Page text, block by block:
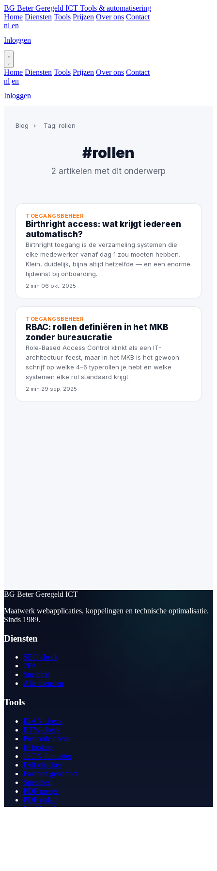
BG Beter Geregeld ICT Tools & automatisering
Home Diensten Tools Prijzen Over ons Contact
nl en
Inloggen
Home Diensten Tools Prijzen Over ons Contact
nl en
Inloggen
Blog › Tag: rollen
#rollen
2 artikelen met dit onderwerp
TOEGANGSBEHEER
Birthright access: wat krijgt iedereen
automatisch?
Birthright toegang is de verzameling systemen die
elke medewerker vanaf dag 1 zou moeten hebben.
Klein, duidelijk, bijna altijd hetzelfde — en een enorme
tijdwinst bij onboarding.
2 min·06 okt. 2025
TOEGANGSBEHEER
RBAC: rollen definiëren in het MKB
zonder bureaucratie
Role-Based Access Control klinkt als een IT-
architectuur-feest, maar in het MKB is het gewoon:
schrijf op welke 4–6 typerollen je hebt en welke
systemen elke rol standaard krijgt.
2 min·29 sep. 2025
BG Beter Geregeld ICT
Maatwerk webapplicaties, koppelingen en technische optimalisatie.
Sinds 1989.
Diensten
SEO check
2FA
Snelheid
Alle diensten
Tools
IBAN check
BTW-check
Postcode check
IP lookup
JSON formatter
Diff checker
Favicon generator
Speedtest
PDF merge
PDF redact
Boekhouden